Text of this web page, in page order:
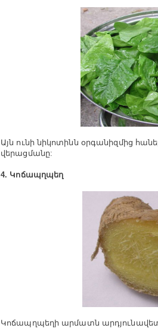
Այն ունի նիկոտինն օրգանիզմից
վերացմանը:
4. Կոճապղպեղ
Կոճապղպեղի արմատն